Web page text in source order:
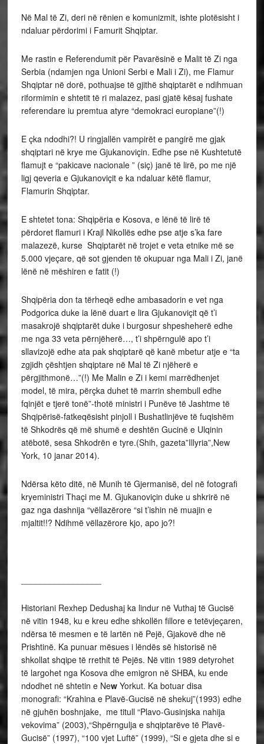
Në Mal të Zi, deri në rënien e komunizmit, ishte plotësisht i
ndaluar përdorimi i Famurit Shqiptar.
Me rastin e Referendumit për Pavarësinë e Malit të Zi nga
Serbia (ndamjen nga Unioni Serbi e Mali i Zi), me Flamur
Shqiptar në dorë, pothuajse të gjithë shqiptarët e ndihmuan
riformimin e shtetit të ri malazez, pasi gjatë kësaj fushate
referendare iu premtua atyre “demokraci europiane”(!)
E çka ndodhi?! U ringjallën vampirët e pangirë me gjak
shqiptari në krye me Gjukanoviçin. Edhe pse në Kushtetutë
flamujt e “pakicave nacionale ” (siç) janë të lirë, po me një
ligj qeveria e Gjukanoviçit e ka ndaluar këtë flamur,
Flamurin Shqiptar.
E shtetet tona: Shqipëria e Kosova, e lënë të lirë të
përdoret flamuri i Krajl Nikollës edhe pse atje s’ka fare
malazezë, kurse Shqiptarët në trojet e veta etnike më se
5.000 vjeçare, që sot gjenden të okupuar nga Mali i Zi, janë
lënë në mëshiren e fatit (!)
Shqipëria don ta tërheqë edhe ambasadorin e vet nga
Podgorica duke ia lënë duart e lira Gjukanoviçit që t’i
masakrojë shqiptarët duke i burgosur shpesheherë edhe
me nga 33 veta përnjëherë…, t’i shpërngulë apo t’i
sllavizojë edhe ata pak shqiptarë që kanë mbetur atje e “ta
zgjidh çështjen shqiptare në Mal të Zi njëherë e
përgjithmonë…”(!) Me Malin e Zi i kemi marrëdhenjet
model, të mira, përçka duhet të marrin shembull edhe
fqinjët e tjerë tonë”-thotë ministri i Punëve të Jashtme të
Shqipërisë-fatkeqësisht pinjoll i Bushatlinjëve të fuqishëm
të Shkodrës që më shumë e deshtën Gucinë e Ulqinin
atëbotë, sesa Shkodrën e tyre.(Shih, gazeta”Illyria”,New
York, 10 janar 2014).
Ndërsa këto ditë, në Munih të Gjermanisë, del në fotografi
kryeministri Thaçi me M. Gjukanoviçin duke u shkrirë në
gaz nga dashnija “vëllazërore “si t’ishin në muajin e
mjaltit!!? Ndihmë vëllazërore kjo, apo jo?!
Historiani Rexhep Dedushaj ka lindur në Vuthaj të Gucisë
në vitin 1948, ku e kreu edhe shkollën fillore e tetëvjeçaren,
ndërsa të mesmen e të lartën në Pejë, Gjakovë dhe në
Prishtinë. Ka punuar mësues i lëndës së historisë në
shkollat shqipe të rrethit të Pejës. Në vitin 1989 detyrohet
të largohet nga Kosova dhe emigron në SHBA, ku ende
ndodhet në shtetin e NewYorkut. Ka botuar disa
monografi: “Krahina e Plavë-Gucisë në shekuj”(1993) edhe
në gjuhën boshnjake, me titull “Plavo-Gusinjska nahija
vekovima” (2003),“Shpërngulja e shqiptarëve të Plavë-
Gucisë” (1997), “100 vjet Luftë” (1999), “Si e gjeta dhe si e